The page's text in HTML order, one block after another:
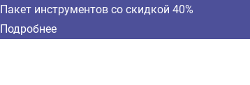
Пакет инструментов со скидкой 40%
Подробнее